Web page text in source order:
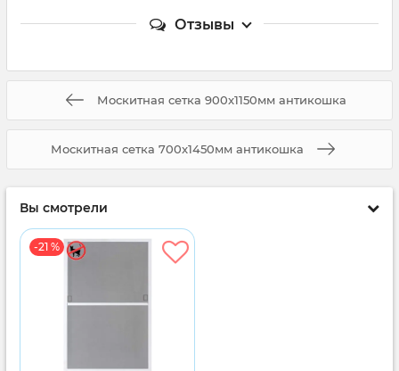
Отзывы
Москитная сетка 900x1150мм антикошка
Москитная сетка 700x1450мм антикошка
Вы смотрели
-21 %